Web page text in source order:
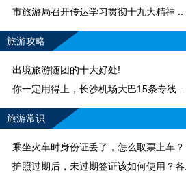
市旅游局召开传达学习贯彻十九大精神 ..
旅游攻略
出境旅游随团的十大好处!
你一定用得上，长沙机场大巴15条专线..
旅游常识
乘坐火车时身份证丢了，怎么取票上车？
护照过期后，未过期签证该如何使用？各..